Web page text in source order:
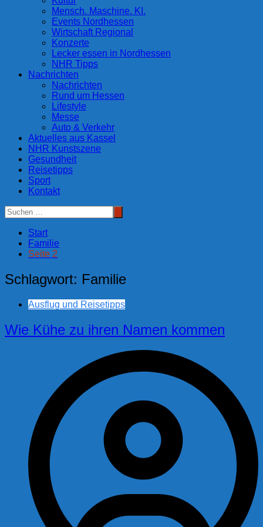
Mensch. Maschine. KI.
Events Nordhessen
Wirtschaft Regional
Konzerte
Lecker essen in Nordhessen
NHR Tipps
Nachrichten
Nachrichten
Rund um Hessen
Lifestyle
Messe
Auto & Verkehr
Aktuelles aus Kassel
NHR Kunstszene
Gesundheit
Reisetipps
Sport
Kontakt
Start
Familie
Seite 2
Schlagwort: Familie
Ausflug und Reisetipps
Wie Kühe zu ihren Namen kommen